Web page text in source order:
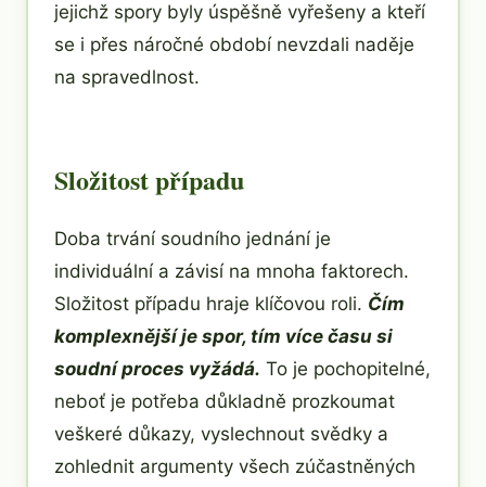
jejichž spory byly úspěšně vyřešeny a kteří
se i přes náročné období nevzdali naděje
na spravedlnost.
Složitost případu
Doba trvání soudního jednání je
individuální a závisí na mnoha faktorech.
Složitost případu hraje klíčovou roli. Čím
komplexnější je spor, tím více času si
soudní proces vyžádá. To je pochopitelné,
neboť je potřeba důkladně prozkoumat
veškeré důkazy, vyslechnout svědky a
zohlednit argumenty všech zúčastněných